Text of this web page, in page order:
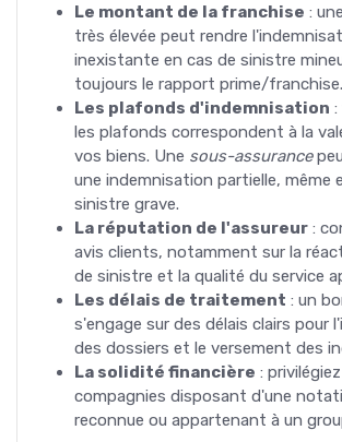
Le montant de la franchise :
très élevée peut rendre
inexistante en cas de sinistre
toujours le rapport prime/franchise.
Les plafonds d'indemnisation :
les plafonds correspondent à la
vos biens. Une sous-assurance
une indemnisation partielle, même
sinistre grave.
La réputation de l'assureur :
avis clients, notamment sur la
de sinistre et la qualité du service
Les délais de traitement : un
s'engage sur des délais clairs pour
des dossiers et le versement des
La solidité financière :
compagnies disposant d'une
reconnue ou appartenant à un